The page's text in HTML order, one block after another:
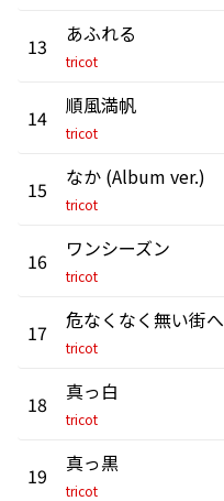
13 あふれる
tricot
14 順風満帆
tricot
15 なか (Album ver.)
tricot
16 ワンシーズン
tricot
17 危なくなく無い街へ
tricot
18 真っ白
tricot
19 真っ黒
tricot